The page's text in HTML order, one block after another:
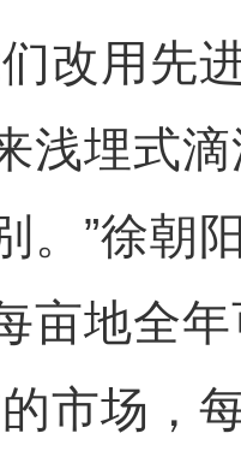
用先进
浅埋式
。”徐朝
亩地全
市场，